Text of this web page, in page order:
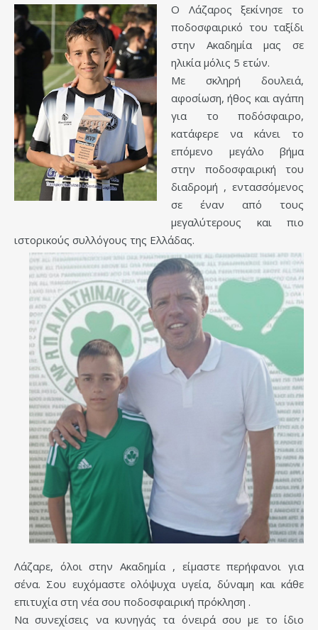
Ο Λάζαρος ξεκίνησε το
ποδοσφαιρικό του ταξίδι
στην Ακαδημία μας σε
ηλικία μόλις 5 ετών.
Με σκληρή δουλειά,
αφοσίωση, ήθος και αγάπη
για το ποδόσφαιρο,
κατάφερε να κάνει το
επόμενο μεγάλο βήμα
στην ποδοσφαιρική του
διαδρομή , εντασσόμενος
σε έναν από τους
μεγαλύτερους και πιο
ιστορικούς συλλόγους της Ελλάδας.
Λάζαρε, όλοι στην Ακαδημία , είμαστε περήφανοι για
σένα. Σου ευχόμαστε ολόψυχα υγεία, δύναμη και κάθε
επιτυχία στη νέα σου ποδοσφαιρική πρόκληση .
Να συνεχίσεις να κυνηγάς τα όνειρά σου με το ίδιο